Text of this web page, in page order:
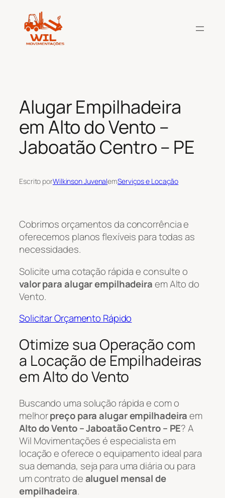
conteúdo
Alugar Empilhadeira
em Alto do Vento –
Jaboatão Centro – PE
Escrito porWilkinson JuvenalemServiços e Locação
Cobrimos orçamentos da concorrência e
oferecemos planos flexíveis para todas as
necessidades.
Solicite uma cotação rápida e consulte o
valor para alugar empilhadeiraem Alto do
Vento.
Solicitar Orçamento Rápido
Otimize sua Operação com
a Locação de Empilhadeiras
em Alto do Vento
Buscando uma solução rápida e com o
melhorpreço para alugar empilhadeiraem
Alto do Vento – Jaboatão Centro – PE? A
Wil Movimentações é especialista em
locação e oferece o equipamento ideal para
sua demanda, seja para uma diária ou para
um contrato dealuguel mensal de
empilhadeira.